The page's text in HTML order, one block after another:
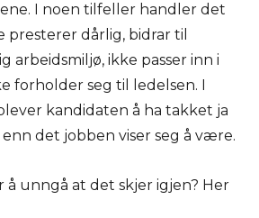
I noen tilfeller handler det
presterer dårlig, bidrar til
arbeidsmiljø, ikke passer inn i
forholder seg til ledelsen. I
kandidaten å ha takket ja
det jobben viser seg å være.
å unngå at det skjer igjen? Her